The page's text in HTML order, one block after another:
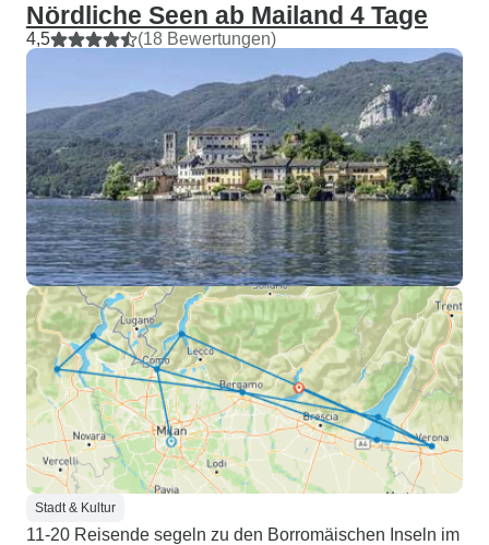
Nördliche Seen ab Mailand 4 Tage
4,5 (18 Bewertungen)
Stadt & Kultur
11-20 Reisende segeln zu den Borromäischen Inseln im